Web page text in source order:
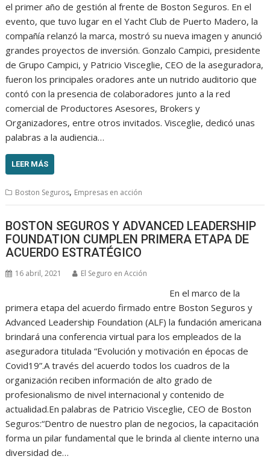
el primer año de gestión al frente de Boston Seguros. En el
evento, que tuvo lugar en el Yacht Club de Puerto Madero, la
compañía relanzó la marca, mostró su nueva imagen y anunció
grandes proyectos de inversión. Gonzalo Campici, presidente
de Grupo Campici, y Patricio Visceglie, CEO de la aseguradora,
fueron los principales oradores ante un nutrido auditorio que
contó con la presencia de colaboradores junto a la red
comercial de Productores Asesores, Brokers y
Organizadores, entre otros invitados. Visceglie, dedicó unas
palabras a la audiencia…
LEER MÁS
Boston Seguros, Empresas en acción
BOSTON SEGUROS Y ADVANCED LEADERSHIP
FOUNDATION CUMPLEN PRIMERA ETAPA DE
ACUERDO ESTRATÉGICO
16 abril, 2021 El Seguro en Acción
En el marco de la
primera etapa del acuerdo firmado entre Boston Seguros y
Advanced Leadership Foundation (ALF) la fundación americana
brindará una conferencia virtual para los empleados de la
aseguradora titulada “Evolución y motivación en épocas de
Covid19”.A través del acuerdo todos los cuadros de la
organización reciben información de alto grado de
profesionalismo de nivel internacional y contenido de
actualidad.En palabras de Patricio Visceglie, CEO de Boston
Seguros:“Dentro de nuestro plan de negocios, la capacitación
forma un pilar fundamental que le brinda al cliente interno una
diversidad de…